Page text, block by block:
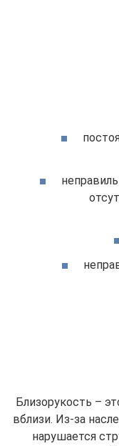
Близорукость –
вблизи. Из-за
нарушается